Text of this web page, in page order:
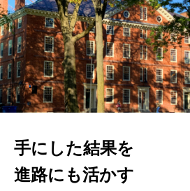
手にした結果を
進路にも活かす